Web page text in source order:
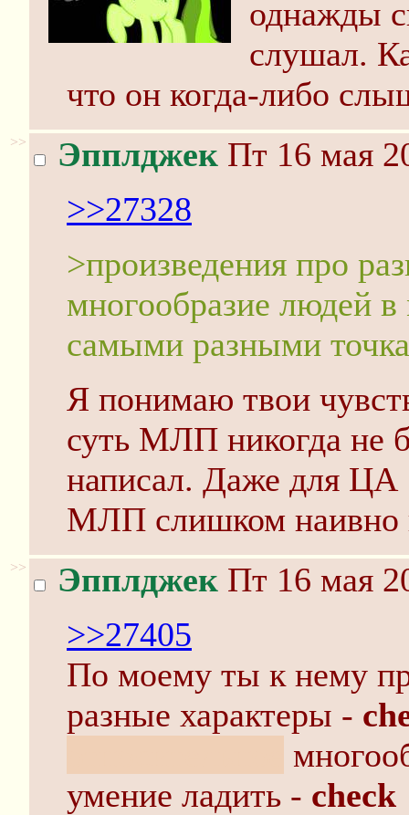
однажды
слушал.
что он когда-либо
>> Эпплджек Пт 16 мая
>>27328
>произведения про
многообразие людей
самыми разными
Я понимаю твои
суть МЛП никогда не
написал. Даже для ЦА
МЛП слишком наивно
>> Эпплджек Пт 16 мая
>>27405
По моему ты к нему
разные характеры -
умение ладить - check